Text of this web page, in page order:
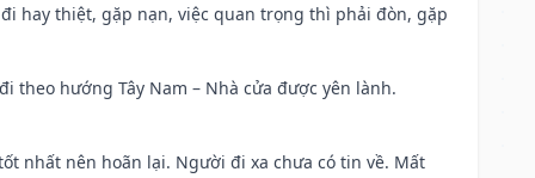
hay thiệt, gặp nạn, việc quan trọng thì phải đòn, gặp
theo hướng Tây Nam – Nhà cửa được yên lành.
nhất nên hoãn lại. Người đi xa chưa có tin về. Mất